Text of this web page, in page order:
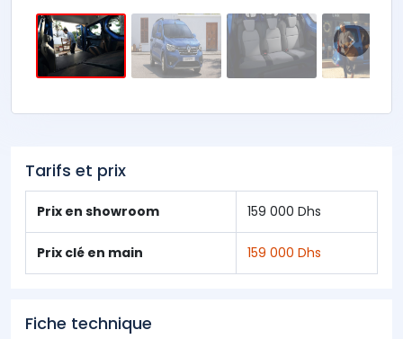
Tarifs et prix
Prix en showroom 159 000 Dhs
Prix clé en main 159 000 Dhs
Fiche technique